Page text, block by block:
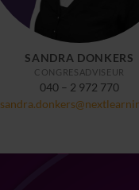
SANDRA DONKERS
CONGRESADVISEUR
040 – 2 972 770